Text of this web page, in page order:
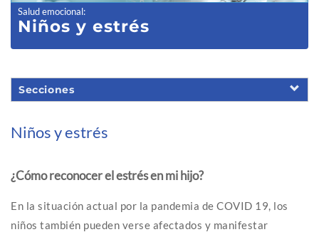
Salud emocional:
Niños y estrés
Secciones
Niños y estrés
¿Cómo reconocer el estrés en mi hijo?
En la situación actual por la pandemia de COVID 19, los
niños también pueden verse afectados y manifestar